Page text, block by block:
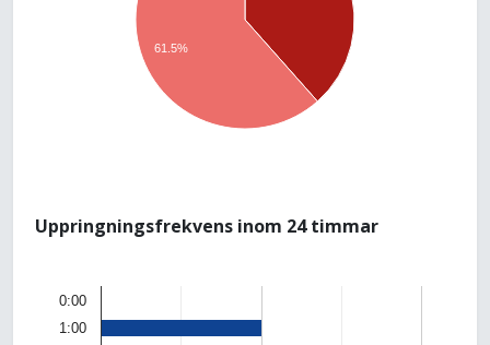
61.5%
Uppringningsfrekvens inom 24 timmar
0:00
1:00